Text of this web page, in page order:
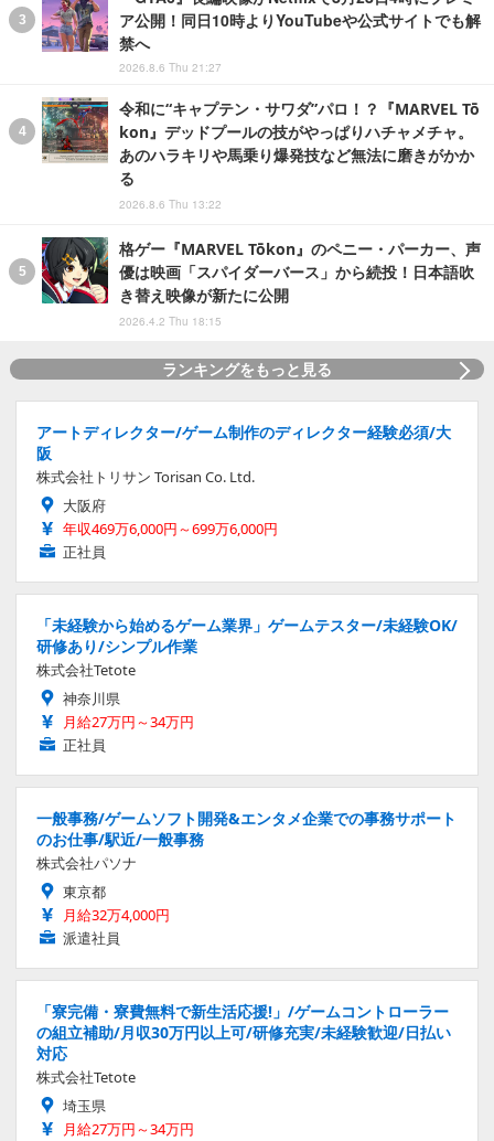
ア公開！同日10時よりYouTubeや公式サイトでも解
禁へ
2026.8.6 Thu 21:27
令和に“キャプテン・サワダ”パロ！？『MARVEL Tō
kon』デッドプールの技がやっぱりハチャメチャ。
あのハラキリや馬乗り爆発技など無法に磨きがかか
る
2026.8.6 Thu 13:22
格ゲー『MARVEL Tōkon』のペニー・パーカー、声
優は映画「スパイダーバース」から続投！日本語吹
き替え映像が新たに公開
2026.4.2 Thu 18:15
ランキングをもっと見る
アートディレクター/ゲーム制作のディレクター経験必須/大
阪
株式会社トリサン Torisan Co. Ltd.
大阪府
年収469万6,000円～699万6,000円
正社員
「未経験から始めるゲーム業界」ゲームテスター/未経験OK/
研修あり/シンプル作業
株式会社Tetote
神奈川県
月給27万円～34万円
正社員
一般事務/ゲームソフト開発&エンタメ企業での事務サポート
のお仕事/駅近/一般事務
株式会社パソナ
東京都
月給32万4,000円
派遣社員
「寮完備・寮費無料で新生活応援!」/ゲームコントローラー
の組立補助/月収30万円以上可/研修充実/未経験歓迎/日払い
対応
株式会社Tetote
埼玉県
月給27万円～34万円